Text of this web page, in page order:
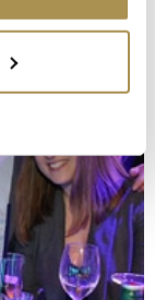
Lage
genau sein
identifizieren
Daten
im